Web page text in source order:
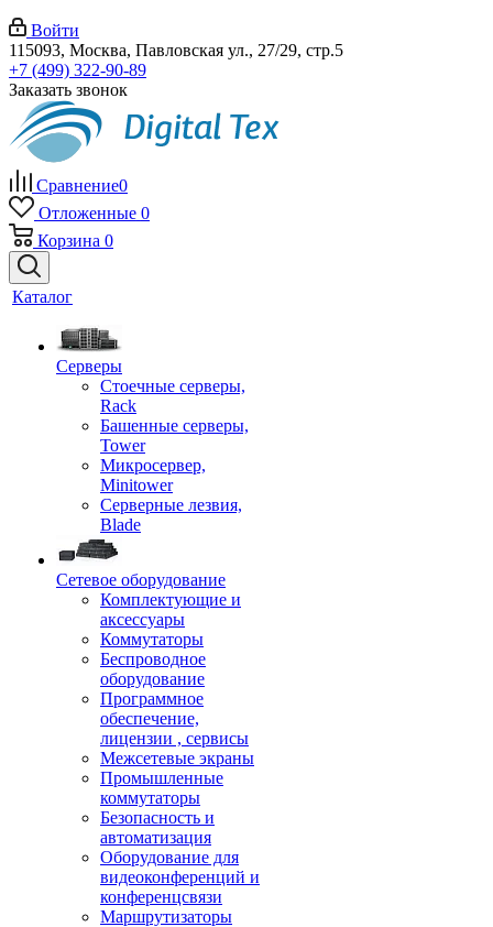
Войти
115093, Москва, Павловская ул., 27/29, стр.5
+7 (499) 322-90-89
Заказать звонок
Сравнение0
Отложенные 0
Корзина 0
Каталог
Серверы
Стоечные серверы,
Rack
Башенные серверы,
Tower
Микросервер,
Minitower
Серверные лезвия,
Blade
Сетевое оборудование
Комплектующие и
аксессуары
Коммутаторы
Беспроводное
оборудование
Программное
обеспечение,
лицензии , сервисы
Межсетевые экраны
Промышленные
коммутаторы
Безопасность и
автоматизация
Оборудование для
видеоконференций и
конференцсвязи
Маршрутизаторы